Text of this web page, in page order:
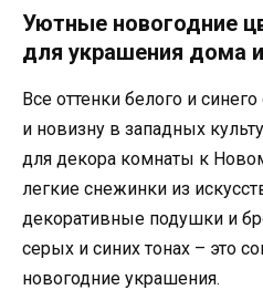
Уютные новогодние
для украшения дома
Все оттенки белого и
и новизну в западных
для декора комнаты к
легкие снежинки из
декоративные подушки и
серых и синих тонах – это
новогодние украшения.